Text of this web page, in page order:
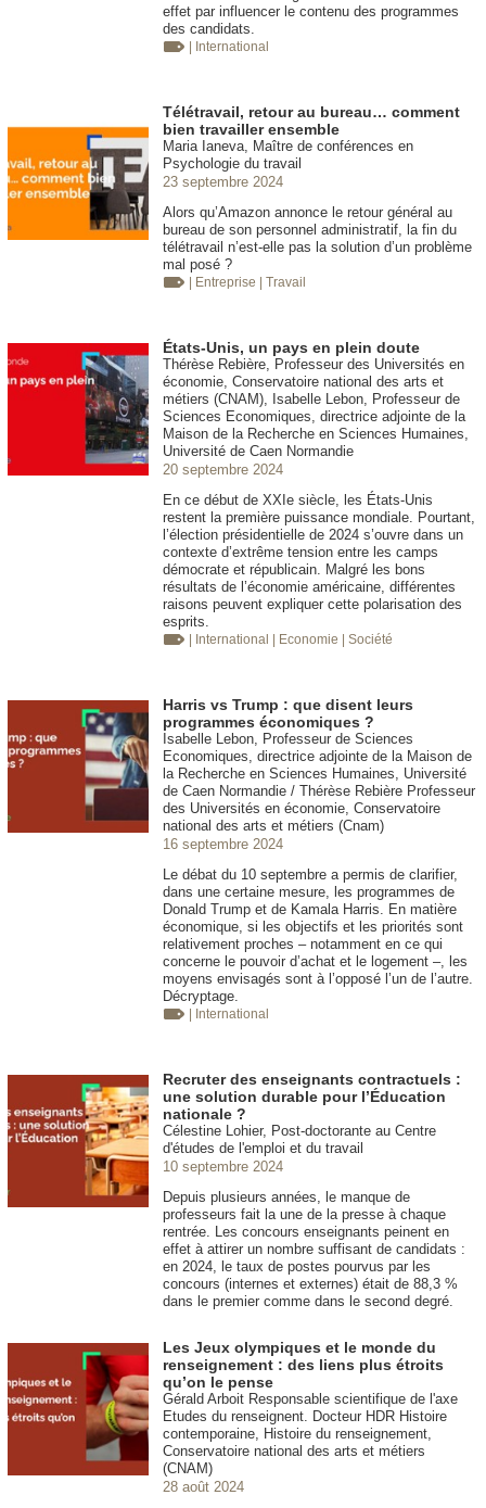
effet par influencer le contenu des programmes
des candidats.
| International
Télétravail, retour au bureau… comment
bien travailler ensemble
Maria Ianeva, Maître de conférences en
Psychologie du travail
23 septembre 2024
Alors qu’Amazon annonce le retour général au
bureau de son personnel administratif, la fin du
télétravail n’est-elle pas la solution d’un problème
mal posé ?
| Entreprise | Travail
États-Unis, un pays en plein doute
Thérèse Rebière, Professeur des Universités en
économie, Conservatoire national des arts et
métiers (CNAM), Isabelle Lebon, Professeur de
Sciences Economiques, directrice adjointe de la
Maison de la Recherche en Sciences Humaines,
Université de Caen Normandie
20 septembre 2024
En ce début de XXIe siècle, les États-Unis
restent la première puissance mondiale. Pourtant,
l’élection présidentielle de 2024 s’ouvre dans un
contexte d’extrême tension entre les camps
démocrate et républicain. Malgré les bons
résultats de l’économie américaine, différentes
raisons peuvent expliquer cette polarisation des
esprits.
| International | Economie | Société
Harris vs Trump : que disent leurs
programmes économiques ?
Isabelle Lebon, Professeur de Sciences
Economiques, directrice adjointe de la Maison de
la Recherche en Sciences Humaines, Université
de Caen Normandie / Thérèse Rebière Professeur
des Universités en économie, Conservatoire
national des arts et métiers (Cnam)
16 septembre 2024
Le débat du 10 septembre a permis de clarifier,
dans une certaine mesure, les programmes de
Donald Trump et de Kamala Harris. En matière
économique, si les objectifs et les priorités sont
relativement proches – notamment en ce qui
concerne le pouvoir d’achat et le logement –, les
moyens envisagés sont à l’opposé l’un de l’autre.
Décryptage.
| International
Recruter des enseignants contractuels :
une solution durable pour l’Éducation
nationale ?
Célestine Lohier, Post-doctorante au Centre
d'études de l'emploi et du travail
10 septembre 2024
Depuis plusieurs années, le manque de
professeurs fait la une de la presse à chaque
rentrée. Les concours enseignants peinent en
effet à attirer un nombre suffisant de candidats :
en 2024, le taux de postes pourvus par les
concours (internes et externes) était de 88,3 %
dans le premier comme dans le second degré.
Les Jeux olympiques et le monde du
renseignement : des liens plus étroits
qu’on le pense
Gérald Arboit Responsable scientifique de l'axe
Etudes du renseignent. Docteur HDR Histoire
contemporaine, Histoire du renseignement,
Conservatoire national des arts et métiers
(CNAM)
28 août 2024